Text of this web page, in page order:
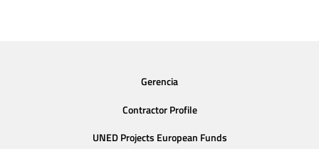
Gerencia
Contractor Profile
UNED Projects European Funds